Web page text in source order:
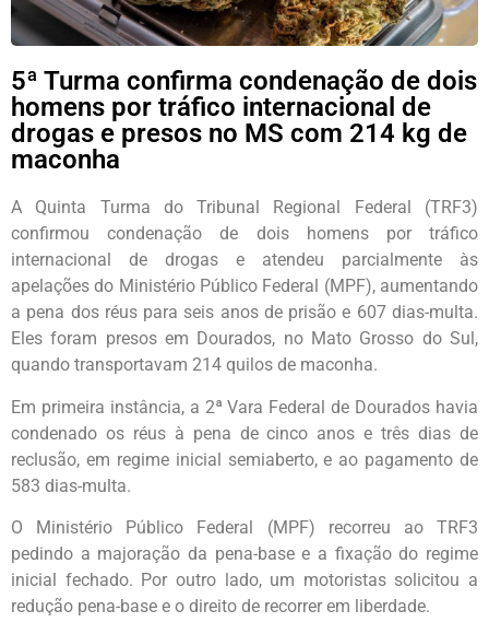
5ª Turma confirma condenação de dois
homens por tráfico internacional de
drogas e presos no MS com 214 kg de
maconha
A Quinta Turma do Tribunal Regional Federal (TRF3)
confirmou condenação de dois homens por tráfico
internacional de drogas e atendeu parcialmente às
apelações do Ministério Público Federal (MPF), aumentando
a pena dos réus para seis anos de prisão e 607 dias-multa.
Eles foram presos em Dourados, no Mato Grosso do Sul,
quando transportavam 214 quilos de maconha.
Em primeira instância, a 2ª Vara Federal de Dourados havia
condenado os réus à pena de cinco anos e três dias de
reclusão, em regime inicial semiaberto, e ao pagamento de
583 dias-multa.
O Ministério Público Federal (MPF) recorreu ao TRF3
pedindo a majoração da pena-base e a fixação do regime
inicial fechado. Por outro lado, um motoristas solicitou a
redução pena-base e o direito de recorrer em liberdade.